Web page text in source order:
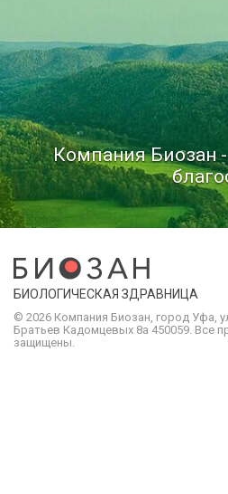
Компания Биозан
БИОЛОГИЧЕСКАЯ ЗДРАВНИЦА
© 2026 Компания Биозан город Уфа ,
Братьев Кадомцевых 8а 450059 Все
защищены.